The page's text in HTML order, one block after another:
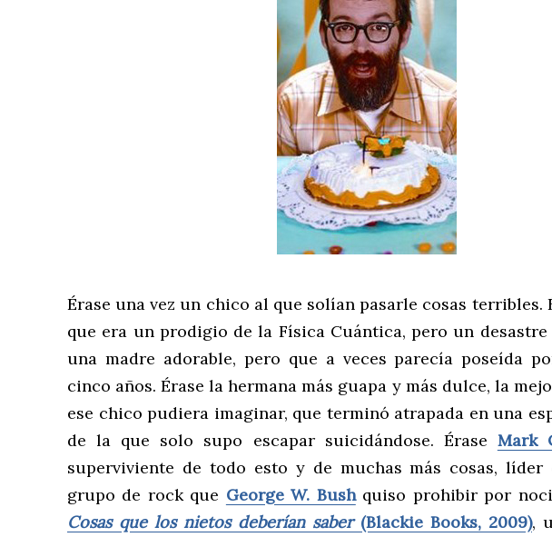
Érase una vez un chico al que solían pasarle cosas terribles.
que era un prodigio de la Física Cuántica, pero un desastre
una madre adorable, pero que a veces parecía poseída
cinco años. Érase la hermana más guapa y más dulce, la
ese chico pudiera imaginar, que terminó atrapada en una
de la que solo supo escapar suicidándose. Érase Mark
superviviente de todo esto y de muchas más cosas,
grupo de rock que George W. Bushquiso prohibir por
Cosas que los nietos deberían saber(Blackie Books, 2009),